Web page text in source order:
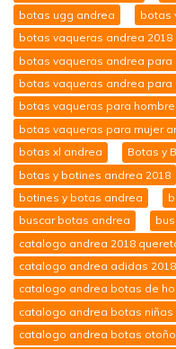
botas ugg andrea
botas
botas vaqueras andrea 2018
botas vaqueras andrea para
botas vaqueras andrea para
botas vaqueras para
botas vaqueras para mujer
botas xl andrea
Botas y
botas y botines andrea 2018
botines y botas andrea
buscar botas andrea
catalogo andrea 2018
catalogo andrea adidas 2018
catalogo andrea botas de
catalogo andrea botas niñas
catalogo andrea botas